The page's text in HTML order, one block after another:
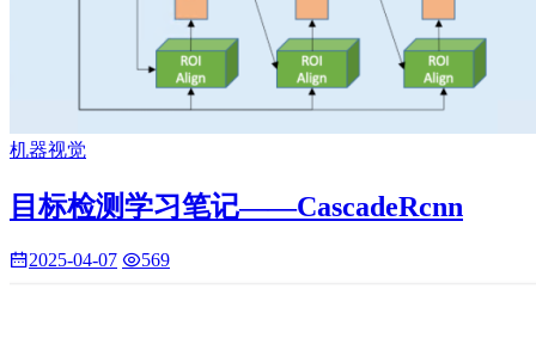
机器视觉
目标检测学习笔记——CascadeRcnn
2025-04-07 569